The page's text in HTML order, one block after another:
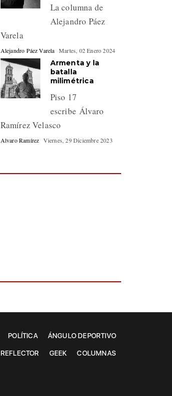
La columna de
Alejandro Páez
Varela
Alejandro Páez Varela Martes, 02 Enero 2024
Armenta y la
batalla
milimétrica
Piso 17
escribe Álvaro
Ramírez Velasco
Alvaro Ramírez Viernes, 29 Diciembre 2023
POLÍTICA ÁNGULO DEPORTIVO
REFLECTOR GEEK COLUMNAS